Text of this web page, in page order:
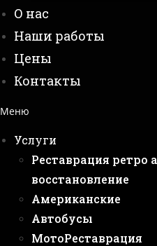
О нас
Наши работы
Цены
Контакты
Меню
Услуги
Реставрация ретро
восстановление
Американские
Автобусы
МотоРеставрация